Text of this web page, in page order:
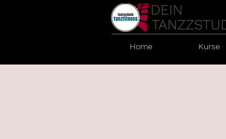
Home Kurse